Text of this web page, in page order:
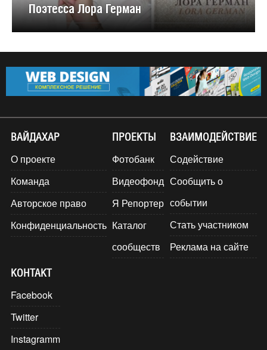
Поэтесса Лора Герман
ВАЙДАХАР
О проекте
Команда
Авторское право
Конфиденциальность
ПРОЕКТЫ
Фотобанк
Видеофонд
Я Репортер
Каталог
сообществ
ВЗАИМОДЕЙСТВИЕ
Содействие
Сообщить о
событии
Стать участником
Реклама на сайте
КОНТАКТ
Facebook
Twitter
Instagramm